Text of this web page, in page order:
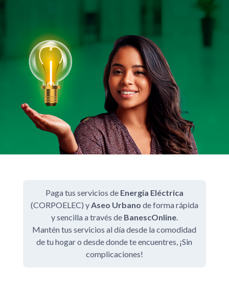
Paga tus servicios de Energía Eléctrica
(CORPOELEC) yAseo Urbano de forma rápida
y sencilla a través de BanescOnline.
Mantén tus servicios al día desde la comodidad
de tu hogar o desde donde te encuentres, ¡Sin
complicaciones!